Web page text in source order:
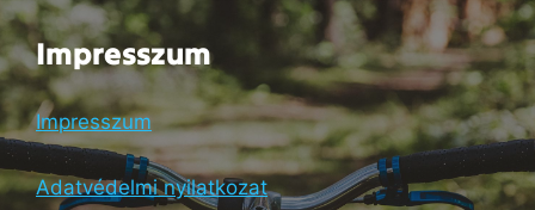
Impresszum
Impresszum
Adatvédelmi nyilatkozat